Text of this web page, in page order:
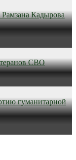
Кадырова
СВО
гуманитарной